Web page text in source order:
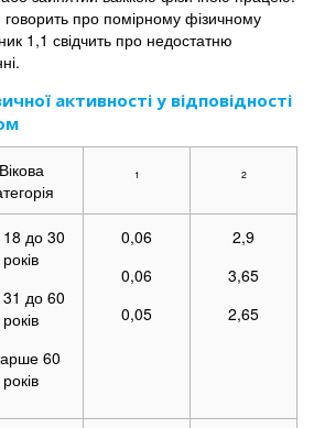
про помірному фізичному
1,1 свідчить про недостатню
активності у відповідності
Вікова
1 2
18 до 30
років
31 до 60
років
60
років
0,06
0,06
0,05
2,9
3,65
2,65